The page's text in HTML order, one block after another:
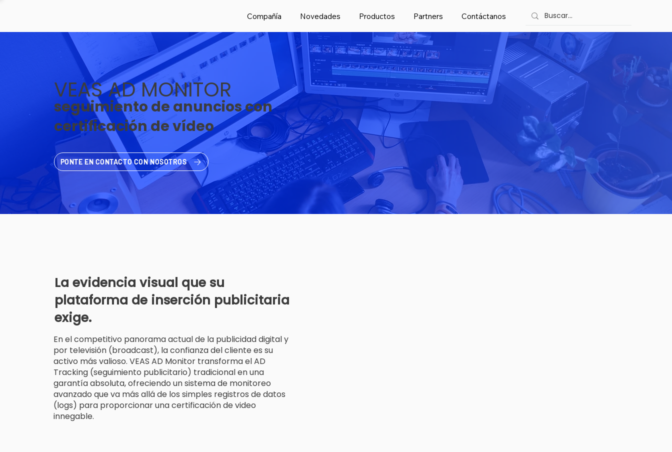
Compañía Novedades Productos Partners Contáctanos
VEAS AD MONITOR
seguimiento de anuncios con
certificación de vídeo
PONTE EN CONTACTO CON NOSOTROS
La evidencia visual que su
plataforma de inserción publicitaria
exige.
En el competitivo panorama actual de la publicidad digital y
por televisión (broadcast), la confianza del cliente es su
activo más valioso. VEAS AD Monitor transforma el AD
Tracking (seguimiento publicitario) tradicional en una
garantía absoluta, ofreciendo un sistema de monitoreo
avanzado que va más allá de los simples registros de datos
(logs) para proporcionar una certificación de video
innegable.